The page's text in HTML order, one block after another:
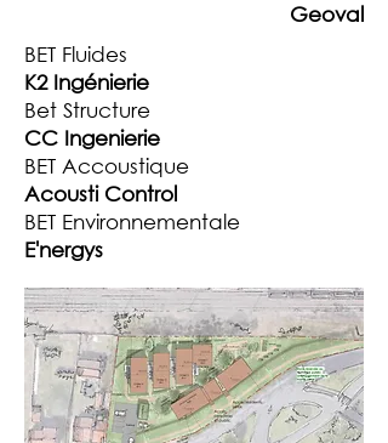
Geoval
BET Fluides
K2 Ingénierie
Bet Structure
CC Ingenierie
BET Accoustique
Acousti Control
BET Environnementale
E'nergys